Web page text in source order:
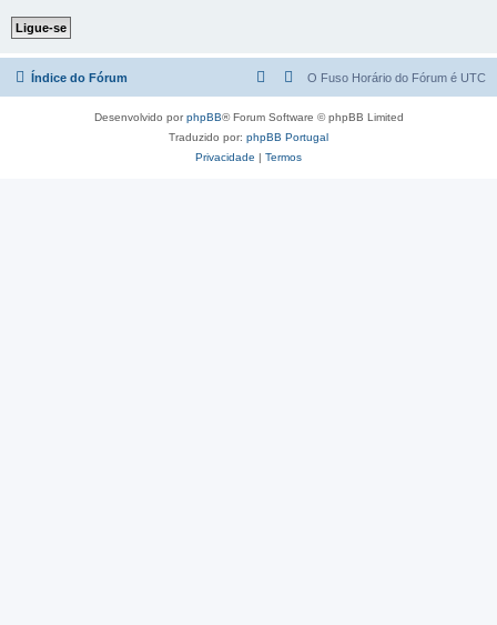
Índice do Fórum O Fuso Horário do Fórum é UTC
Desenvolvido porphpBB® Forum Software © phpBB Limited
Traduzido por: phpBB Portugal
Privacidade | Termos